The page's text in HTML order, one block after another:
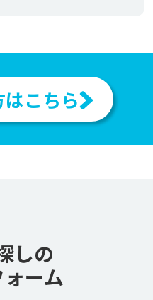
こちら
しの
ーム